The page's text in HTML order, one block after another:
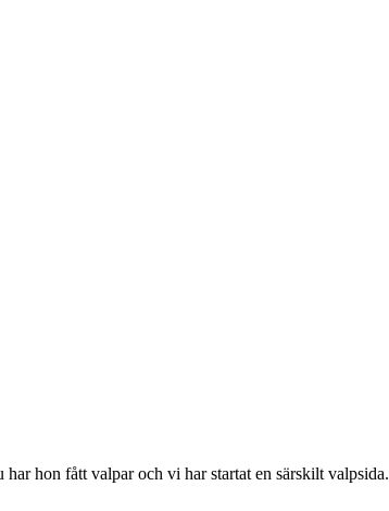
hon fått valpar och vi har startat en särskilt valpsida.